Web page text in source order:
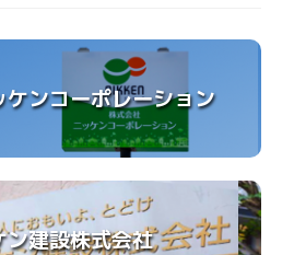
ンコーポレーション
ン建設株式会社